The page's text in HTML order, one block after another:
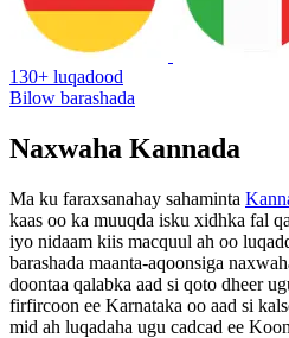
130+ luqadood
Bilow barashada
Naxwaha Kannada
Ma ku faraxsanahay sahaminta
kaas oo ka muuqda isku xidhka fal
iyo nidaam kiis macquul ah oo
barashada maanta-aqoonsiga
doontaa qalabka aad si qoto dheer
firfircoon ee Karnataka oo aad si
mid ah luqadaha ugu cadcad ee